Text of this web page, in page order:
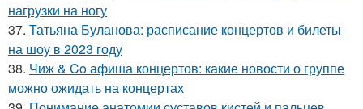
нагрузки на ногу
37. Татьяна Буланова: расписание концертов и билеты
на шоу в 2023 году
38. Чиж & Co афиша концертов: какие новости о группе
можно ожидать на концертах